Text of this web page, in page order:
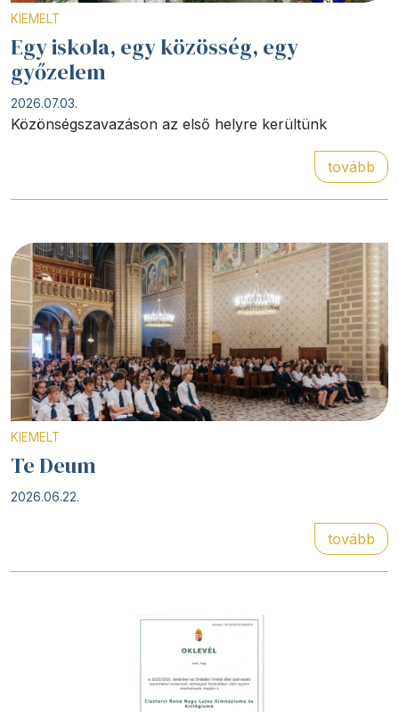
KIEMELT
Egy iskola, egy közösség, egy
győzelem
2026.07.03.
Közönségszavazáson az első helyre kerültünk
tovább
KIEMELT
Te Deum
2026.06.22.
tovább